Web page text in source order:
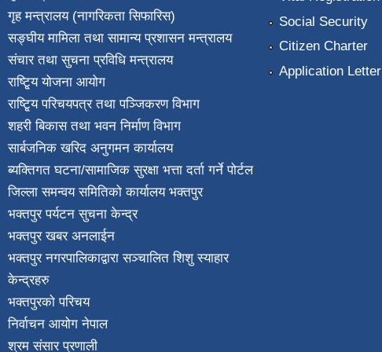
गृह मन्त्रालय (नागरिकता सिफारिस)
सङ्घीय मामिला तथा सामान्य प्रशासन मन्त्रालय
संचार तथा सुचना प्रविधि मन्त्रालय
राष्टि्ृय योजना आयोग
राष्टि्ृय परिचयपत्र तथा पञ्जिकरण विभाग
शहरी बिकास तथा भवन निर्माण विभाग
सार्बजनिक खरिद अनुगमन कार्यालय
ब्यक्तिगत घटना/सामाजिक सुरक्षा भत्ता दर्ता गर्ने पोर्टल
जिल्ला समन्वय समितिको कार्यालय भक्तपुर
भक्तपुर पर्यटन सुचना केन्द्र
भक्तपुर खबर अनलाईन
भक्तपुर नगरपालिकाद्वारा सञ्चालित शिशु स्याहार
केन्द्रहरु
भक्तपुरकाे परिचय
निर्वाचन आयोग नेपाल
श्रम संसार प्रणाली
Social Security
Citizen Charter
Application Letter